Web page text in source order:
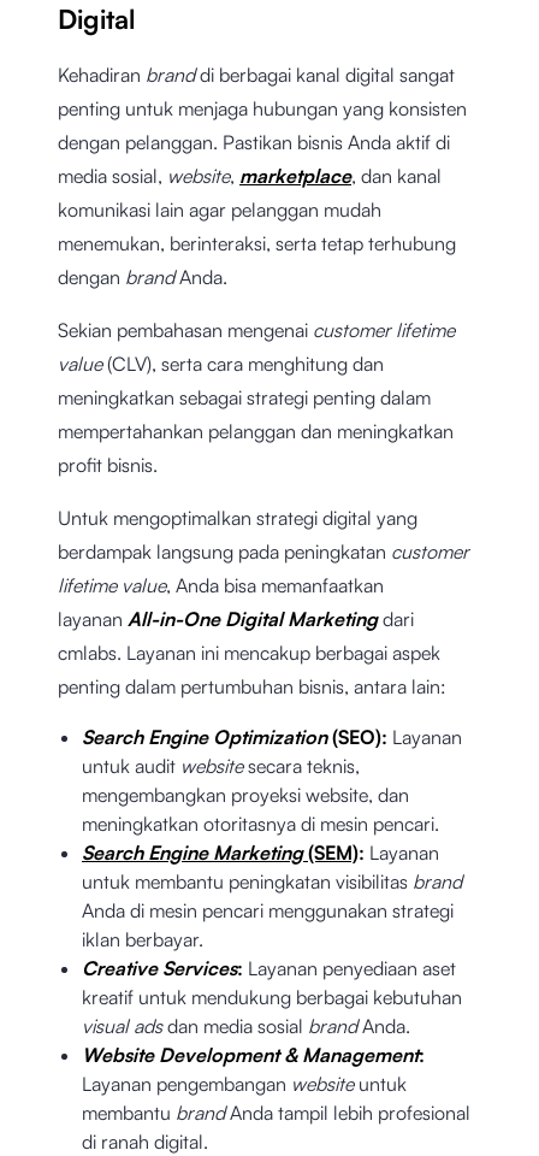
Digital
Kehadiran branddi berbagai kanal digital sangat
penting untuk menjaga hubungan yang konsisten
dengan pelanggan. Pastikan bisnis Anda aktif di
media sosial, website, marketplace, dan kanal
komunikasi lain agar pelanggan mudah
menemukan, berinteraksi, serta tetap terhubung
dengan brandAnda.
Sekian pembahasan mengenai customer lifetime
value (CLV), serta cara menghitung dan
meningkatkan sebagai strategi penting dalam
mempertahankan pelanggan dan meningkatkan
profit bisnis.
Untuk mengoptimalkan strategi digital yang
berdampak langsung pada peningkatan customer
lifetime value, Anda bisa memanfaatkan
layanan All-in-One Digital Marketingdari
cmlabs. Layanan ini mencakup berbagai aspek
penting dalam pertumbuhan bisnis, antara lain:
Search Engine Optimization(SEO): Layanan
untuk audit websitesecara teknis,
mengembangkan proyeksi website, dan
meningkatkan otoritasnya di mesin pencari.
Search Engine Marketing(SEM): Layanan
untuk membantu peningkatan visibilitas brand
Anda di mesin pencari menggunakan strategi
iklan berbayar.
Creative Services: Layanan penyediaan aset
kreatif untuk mendukung berbagai kebutuhan
visual adsdan media sosial brandAnda.
Website Development & Management:
Layanan pengembangan websiteuntuk
membantu brandAnda tampil lebih profesional
di ranah digital.